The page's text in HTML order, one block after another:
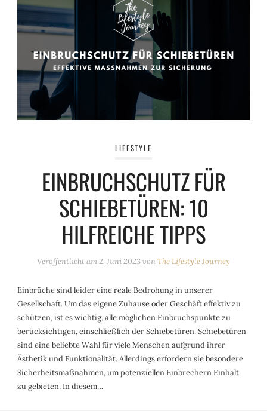
LIFESTYLE
EINBRUCHSCHUTZ FÜR
SCHIEBETÜREN: 10
HILFREICHE TIPPS
Veröffentlicht am2. Juni 2023vonThe Lifestyle Journey
Einbrüche sind leider eine reale Bedrohung in unserer
Gesellschaft. Um das eigene Zuhause oder Geschäft effektiv zu
schützen, ist es wichtig, alle möglichen Einbruchspunkte zu
berücksichtigen, einschließlich der Schiebetüren. Schiebetüren
sind eine beliebte Wahl für viele Menschen aufgrund ihrer
Ästhetik und Funktionalität. Allerdings erfordern sie besondere
Sicherheitsmaßnahmen, um potenziellen Einbrechern Einhalt
zu gebieten. In diesem…